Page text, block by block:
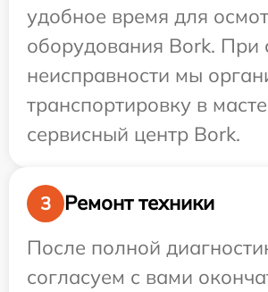
удобное время для
оборудования Bork. При
неисправности мы
транспортировку в
сервисный центр Bork.
3
Ремонт техники
После полной
согласуем с вами